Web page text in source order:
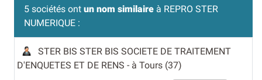
5 sociétés ont un nom similaire à REPRO STER
NUMERIQUE :
STER BIS STER BIS SOCIETE DE TRAITEMENT
D'ENQUETES ET DE RENS - à Tours (37)